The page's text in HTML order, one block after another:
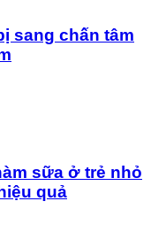
sang chấn tâm
sữa ở trẻ nhỏ
quả